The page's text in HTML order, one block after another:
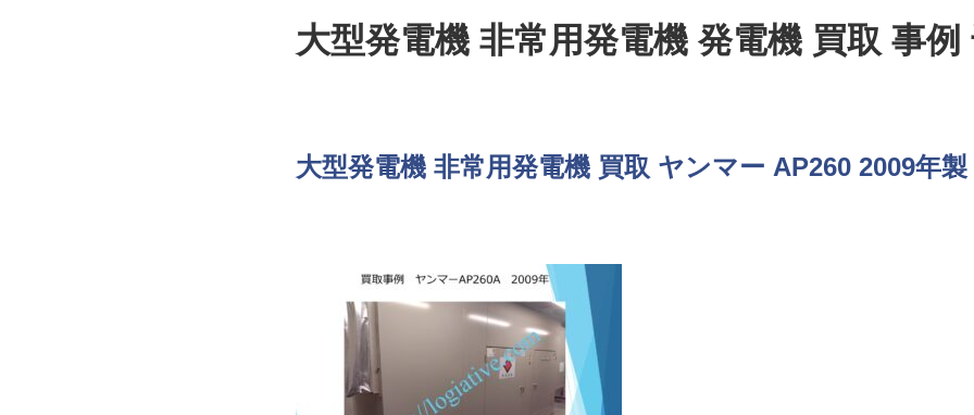
大型発電機 非常用発電機 発電機 買取 事例
大型発電機 非常用発電機 買取 ヤンマー AP260 2009年製